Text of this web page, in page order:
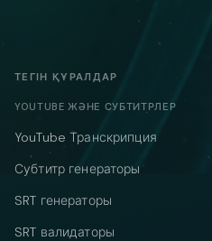
ТЕГІН ҚҰРАЛДАР
YOUTUBE ЖӘНЕ СУБТИТРЛЕР
YouTube Транскрипция
Субтитр генераторы
SRT генераторы
SRT валидаторы